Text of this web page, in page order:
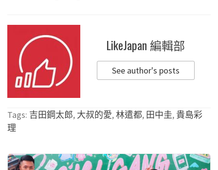
LikeJapan 編輯部
See author's posts
Tags: 吉田鋼太郎, 大叔的愛,林遣都, 田中圭, 貴島彩
理